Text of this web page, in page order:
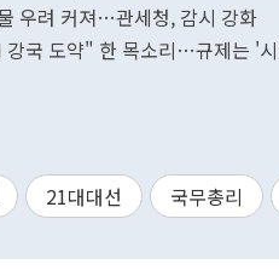
우려 커져…관세청, 감시 강화
국 도약" 한 목소리…규제는 '
21대대선 국무총리